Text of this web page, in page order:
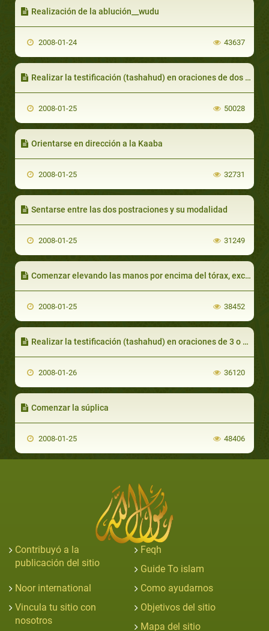
Realización de la ablución__wudu
2008-01-24 43637
Realizar la testificación (tashahud) en oraciones de dos rakas
2008-01-25 50028
Orientarse en dirección a la Kaaba
2008-01-25 32731
Sentarse entre las dos postraciones y su modalidad
2008-01-25 31249
Comenzar elevando las manos por encima del tórax, exclamando “Allah es Grandioso”__takbir
2008-01-25 38452
Realizar la testificación (tashahud) en oraciones de 3 o 4 rakas
2008-01-26 36120
Comenzar la súplica
2008-01-25 48406
Contribuyó a la
publicación del sitio
Feqh
Guide To islam
Noor international
Como ayudarnos
Vincula tu sitio con
nosotros
Objetivos del sitio
Mapa del sitio